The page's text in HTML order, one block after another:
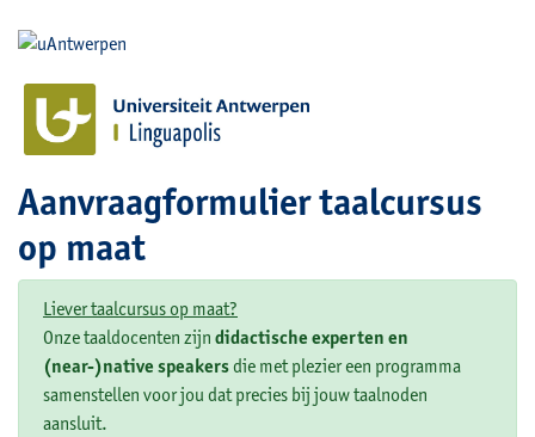
Aanvraagformulier taalcursus
op maat
Liever taalcursus op maat?
Onze taaldocenten zijn didactische experten en
(near-)native speakersdie met plezier een programma
samenstellen voor jou dat precies bij jouw taalnoden
aansluit.